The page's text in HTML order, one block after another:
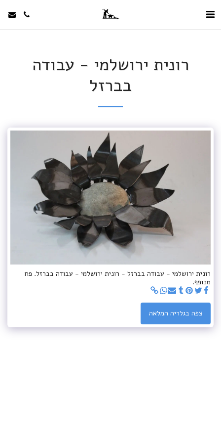
רונית ירושלמי - עבודה
בברזל
רונית ירושלמי - עבודה בברזל - רונית ירושלמי - עבודה בברזל. פח
מכופף.
צפה בגלריה המלאה